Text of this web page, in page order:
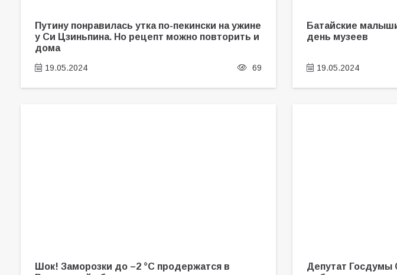
Путину понравилась утка по-пекински на ужине
у Си Цзиньпина. Но рецепт можно повторить и
дома
19.05.2024 69
Батайские
день музеев
19.05.2024
Шок! Заморозки до –2 °С продержатся в
Депутат Госдумы